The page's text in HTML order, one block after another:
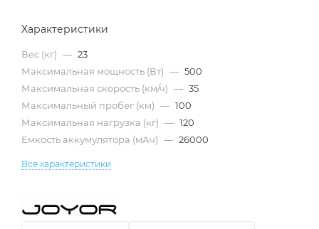
Характеристики
Вес (кг) — 23
Максимальная мощность (Вт) — 500
Максимальная скорость (км/ч) — 35
Максимальный пробег (км) — 100
Максимальная нагрузка (кг) — 120
Емкость аккумулятора (мАч) — 26000
Все характеристики